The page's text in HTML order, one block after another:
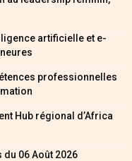
artificielle et e-
professionnelles
Hub régional d’Africa
du 06 Août 2026